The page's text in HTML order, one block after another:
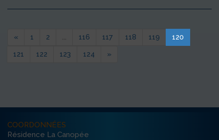
« 1 2 ... 116 117 118 119
120
121
122 123 124 »
COORDONNÉES
Résidence La Canopée